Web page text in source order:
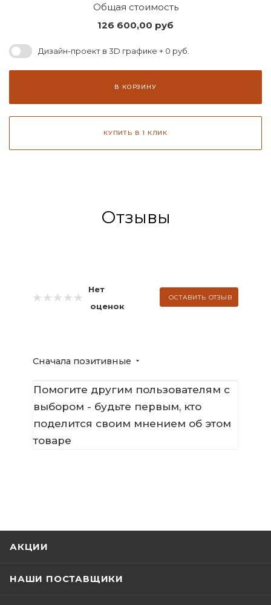
Общая стоимость
126 600,00 руб
Дизайн-проект в 3D графике + 0 руб.
В КОРЗИНУ
КУПИТЬ В 1 КЛИК
Отзывы
Нет
оценок
ОСТАВИТЬ ОТЗЫВ
Сначала позитивные
Помогите другим пользователям с
выбором - будьте первым, кто
поделится своим мнением об этом
товаре
АКЦИИ
НАШИ ПОСТАВЩИКИ